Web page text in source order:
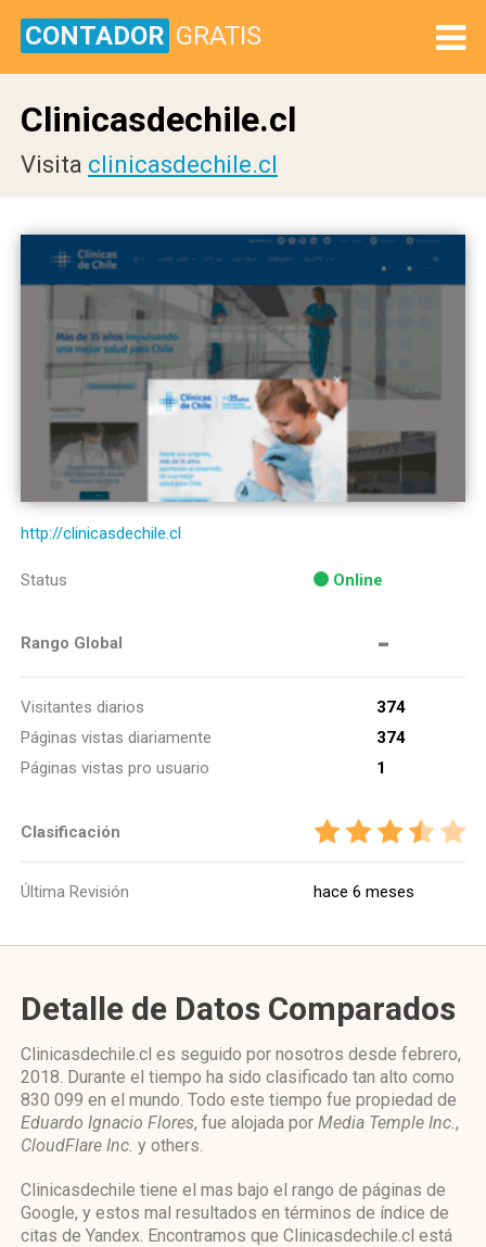
CONTADOR GRATIS
Clinicasdechile.cl
Visita clinicasdechile.cl
http://clinicasdechile.cl
Status Online
Rango Global -
Visitantes diarios
374
Páginas vistas diariamente
374
Páginas vistas pro usuario
1
Clasificación
Última Revisión hace 6 meses
Detalle de Datos Comparados
Clinicasdechile.cl es seguido por nosotros desde febrero,
2018. Durante el tiempo ha sido clasificado tan alto como
830 099 en el mundo. Todo este tiempo fue propiedad de
Eduardo Ignacio Flores, fue alojada por Media Temple Inc.,
CloudFlare Inc. y others.
Clinicasdechile tiene el mas bajo el rango de páginas de
Google, y estos mal resultados en términos de índice de
citas de Yandex. Encontramos que Clinicasdechile.cl está